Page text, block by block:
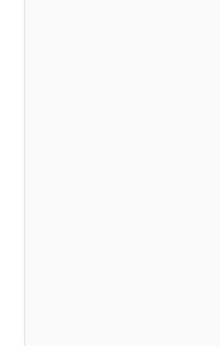
非含有に対応